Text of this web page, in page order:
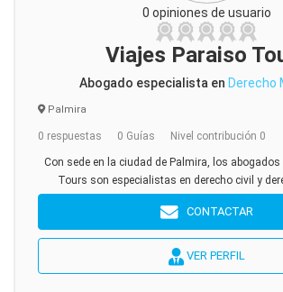
0 opiniones de usuario
Viajes Paraiso
Abogado especialista en Derecho
Palmira
0 respuestas 0 Guías Nivel contribución 0
Con sede en la ciudad de Palmira, los
Tours son especialistas en derecho civil y
CONTACTAR
VER PERFIL